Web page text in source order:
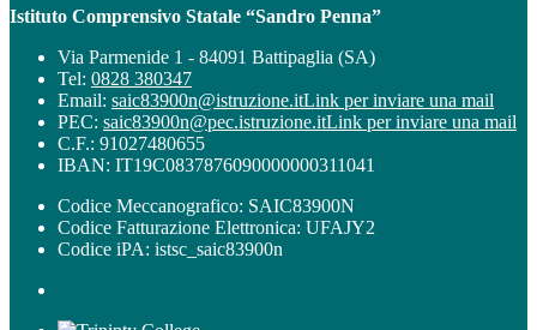
Istituto Comprensivo Statale “Sandro Penna”
Via Parmenide 1 - 84091 Battipaglia (SA)
Tel: 0828 380347
Email: saic83900n@istruzione.itLink per inviare una mail
PEC: saic83900n@pec.istruzione.itLink per inviare una mail
C.F.: 91027480655
IBAN: IT19C0837876090000000311041
Codice Meccanografico: SAIC83900N
Codice Fatturazione Elettronica: UFAJY2
Codice iPA: istsc_saic83900n